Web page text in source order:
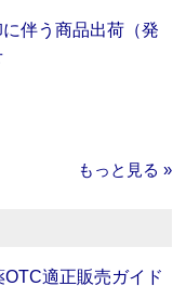
伴う商品出荷（発
もっと見る »
OTC適正販売ガイド